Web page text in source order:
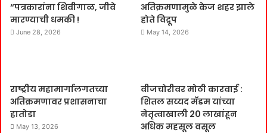
“पत्रकारांना शिवीगाळ, जीवे
मारण्याची धमकी !
June 28, 2026
अतिक्रमणामुळे केज शहर झाले
होते विद्रूप
May 14, 2026
राष्ट्रीय महामार्गालगतच्या
अतिक्रमणावर प्रशासनाचा
हातोडा
May 13, 2026
वीजचोरीवर मोठी कारवाई :
शितल सय्यद मॅडम यांच्या
नेतृत्वाखाली 20 लाखांहून
अधिक महसूल वसूल